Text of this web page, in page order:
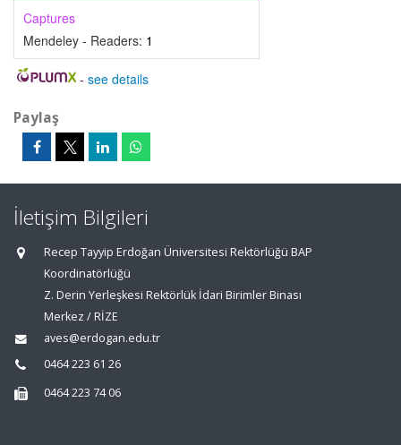
Captures
Mendeley - Readers: 1
- see details
Paylaş
İletişim Bilgileri
Recep Tayyip Erdoğan Üniversitesi Rektörlüğü BAP
Koordinatörlüğü
Z. Derin Yerleşkesi Rektörlük İdari Birimler Binası
Merkez / RİZE
aves@erdogan.edu.tr
0464 223 61 26
0464 223 74 06